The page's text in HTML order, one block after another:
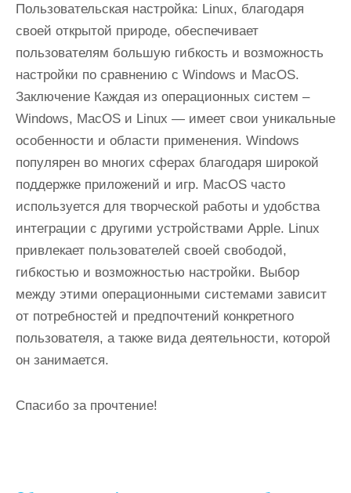
Пользовательская настройка: Linux, благодаря
своей открытой природе, обеспечивает
пользователям большую гибкость и возможность
настройки по сравнению с Windows и MacOS.
Заключение Каждая из операционных систем –
Windows, MacOS и Linux — имеет свои уникальные
особенности и области применения. Windows
популярен во многих сферах благодаря широкой
поддержке приложений и игр. MacOS часто
используется для творческой работы и удобства
интеграции с другими устройствами Apple. Linux
привлекает пользователей своей свободой,
гибкостью и возможностью настройки. Выбор
между этими операционными системами зависит
от потребностей и предпочтений конкретного
пользователя, а также вида деятельности, которой
он занимается.
Спасибо за прочтение!